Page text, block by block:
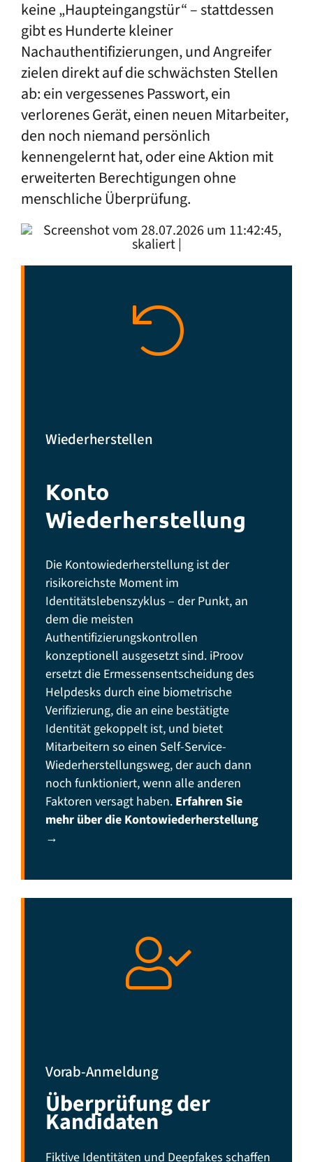
keine „Haupteingangstür“ – stattdessen
gibt es Hunderte kleiner
Nachauthentifizierungen, und Angreifer
zielen direkt auf die schwächsten Stellen
ab: ein vergessenes Passwort, ein
verlorenes Gerät, einen neuen Mitarbeiter,
den noch niemand persönlich
kennengelernt hat, oder eine Aktion mit
erweiterten Berechtigungen ohne
menschliche Überprüfung.
Wiederherstellen
Konto
Wiederherstellung
Die Kontowiederherstellung ist der
risikoreichste Moment im
Identitätslebenszyklus – der Punkt, an
dem die meisten
Authentifizierungskontrollen
konzeptionell ausgesetzt sind. iProov
ersetzt die Ermessensentscheidung des
Helpdesks durch eine biometrische
Verifizierung, die an eine bestätigte
Identität gekoppelt ist, und bietet
Mitarbeitern so einen Self-Service-
Wiederherstellungsweg, der auch dann
noch funktioniert, wenn alle anderen
Faktoren versagt haben. Erfahren Sie
mehr über die Kontowiederherstellung
→
Vorab-Anmeldung
Überprüfung der
Kandidaten
Fiktive Identitäten und Deepfakes schaffen